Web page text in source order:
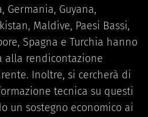
Germania, Guyana,
Maldive, Paesi Bassi,
Spagna e Turchia hanno
alla rendicontazione
Inoltre, si cercherà di
tecnica su questi
un sostegno economico ai